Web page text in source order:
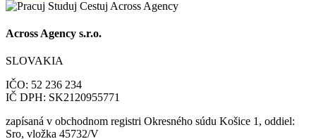
Across Agency s.r.o.
SLOVAKIA
IČO: 52 236 234
IČ DPH: SK2120955771
zapísaná v obchodnom registri Okresného súdu Košice 1, oddiel:
Sro, vložka 45732/V